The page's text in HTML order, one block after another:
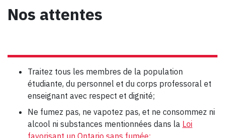
Nos attentes
Traitez tous les membres de la population
étudiante, du personnel et du corps professoral et
enseignant avec respect et dignité;
Ne fumez pas, ne vapotez pas, et ne consommez ni
alcool ni substances mentionnées dans la Loi